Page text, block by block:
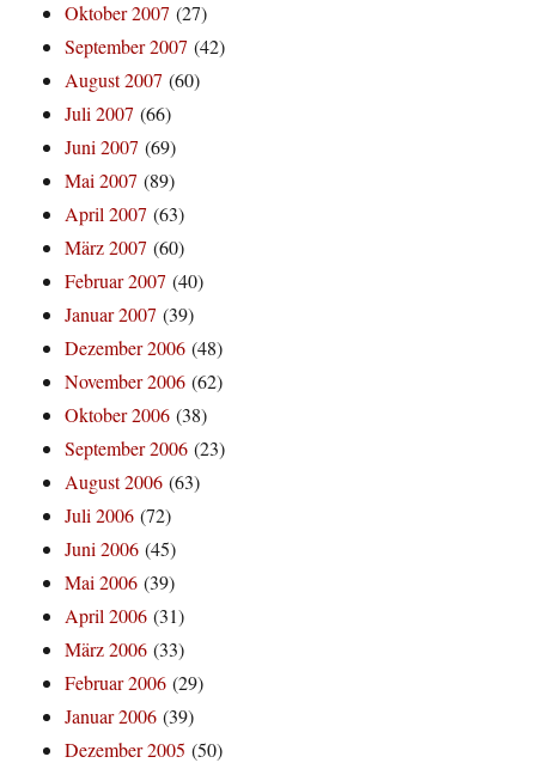
Oktober 2007 (27)
September 2007 (42)
August 2007 (60)
Juli 2007 (66)
Juni 2007 (69)
Mai 2007 (89)
April 2007 (63)
März 2007 (60)
Februar 2007 (40)
Januar 2007 (39)
Dezember 2006 (48)
November 2006 (62)
Oktober 2006 (38)
September 2006 (23)
August 2006 (63)
Juli 2006 (72)
Juni 2006 (45)
Mai 2006 (39)
April 2006 (31)
März 2006 (33)
Februar 2006 (29)
Januar 2006 (39)
Dezember 2005 (50)